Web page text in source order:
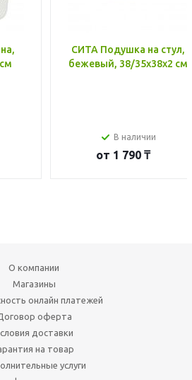
СИТА Подушка на стул,
бежевый, 38/35x38x2 см
В наличии
от 1 790 ₸
О компании
Магазины
онлайн платежей
оферта
доставки
на товар
услуги